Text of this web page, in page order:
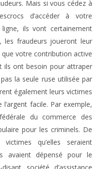
Mais si vous cédez à
d’accéder à votre
ils vont certainement
les fraudeurs joueront leur
que votre contribution active
ils ont besoin pour attraper
la seule ruse utilisée par
également leurs victimes
facile. Par exemple,
du commerce des
pour les criminels. De
qu’elles seraient
avaient dépensé pour le